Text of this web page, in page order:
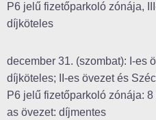
P6 jelű fizetőparkoló zónája,
díjköteles
december 31. (szombat): I-es
díjköteles; II-es övezet és
P6 jelű fizetőparkoló zónája:
as övezet: díjmentes